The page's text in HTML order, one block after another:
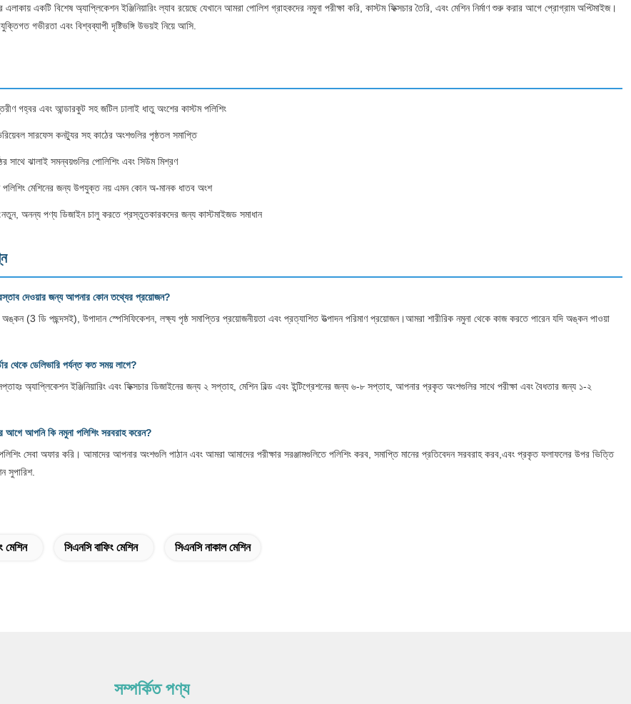
এলাকায় একটি বিশেষ অ্যাপ্লিকেশন ইঞ্জিনিয়ারিং ল্যাব রয়েছে যেখানে আমরা পোলিশ গ্রাহকদের নমুনা পরীক্ষা করি, কাস্টম ফিক্সচার তৈরি, এবং মেশিন নির্মাণ শুরু করার আগে প্রোগ্রাম অপ্টিমাইজ।
গভীরতা এবং বিশ্বব্যাপী দৃষ্টিভঙ্গি উভয়ই নিয়ে আসি.
গহ্বর এবং আন্ডারকুট সহ জটিল ঢালাই ধাতু অংশের কাস্টম পলিশিং
সারফেস কনট্যুর সহ কাঠের অংশগুলির পৃষ্ঠতল সমাপ্তি
সাথে ঝালাই সমন্বয়গুলির পোলিশিং এবং সিউম মিশ্রণ
পলিশিং মেশিনের জন্য উপযুক্ত নয় এমন কোন অ-মানক ধাতব অংশ
নতুন, অনন্য পণ্য ডিজাইন চালু করতে প্রস্তুতকারকদের জন্য কাস্টমাইজড সমাধান
দেওয়ার জন্য আপনার কোন তথ্যের প্রয়োজন?
(3 ডি পছন্দসই), উপাদান স্পেসিফিকেশন, লক্ষ্য পৃষ্ঠ সমাপ্তির প্রয়োজনীয়তা এবং প্রত্যাশিত উত্পাদন পরিমাণ প্রয়োজন।আমরা শারীরিক নমুনা থেকে কাজ করতে পারেন যদি অঙ্কন পাওয়া
থেকে ডেলিভারি পর্যন্ত কত সময় লাগে?
অ্যাপ্লিকেশন ইঞ্জিনিয়ারিং এবং ফিক্সচার ডিজাইনের জন্য ২ সপ্তাহ, মেশিন বিল্ড এবং ইন্টিগ্রেশনের জন্য ৬-৮ সপ্তাহ, আপনার প্রকৃত অংশগুলির সাথে পরীক্ষা এবং বৈধতার জন্য ১-২
আগে আপনি কি নমুনা পলিশিং সরবরাহ করেন?
সেবা অফার করি। আমাদের আপনার অংশগুলি পাঠান এবং আমরা আমাদের পরীক্ষার সরঞ্জামগুলিতে পলিশিং করব, সমাপ্তি মানের প্রতিবেদন সরবরাহ করব,এবং প্রকৃত ফলাফলের উপর ভিত্তি
সুপারিশ.
মেশিন সিএনসি বাফিং মেশিন সিএনসি নাকাল মেশিন
সম্পর্কিত পণ্য